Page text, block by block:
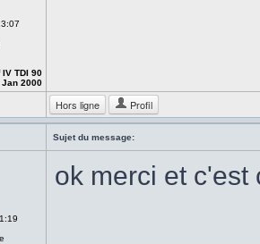
IV TDI 90
2000
Hors ligne Profil
Sujet du message:
ok merci et c'est